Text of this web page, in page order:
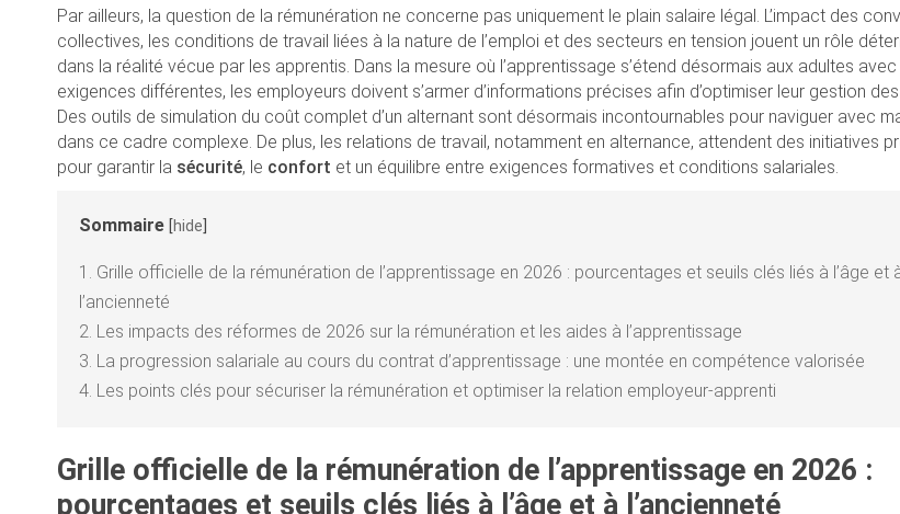
Par ailleurs, la question de la rémunération ne concerne pas uniquement le plain salaire légal. L’impact des
collectives, les conditions de travail liées à la nature de l’emploi et des secteurs en tension jouent un rôle
dans la réalité vécue par les apprentis. Dans la mesure où l’apprentissage s’étend désormais aux adultes
exigences différentes, les employeurs doivent s’armer d’informations précises afin d’optimiser leur gestion
Des outils de simulation du coût complet d’un alternant sont désormais incontournables pour naviguer avec
dans ce cadre complexe. De plus, les relations de travail, notamment en alternance, attendent des initiatives
pour garantir la sécurité, le confort et un équilibre entre exigences formatives et conditions salariales.
Sommaire hide
1. Grille officielle de la rémunération de l’apprentissage en 2026 : pourcentages et seuils clés liés à l’âge et
l’ancienneté
2. Les impacts des réformes de 2026 sur la rémunération et les aides à l’apprentissage
3. La progression salariale au cours du contrat d’apprentissage : une montée en compétence valorisée
4. Les points clés pour sécuriser la rémunération et optimiser la relation employeur-apprenti
Grille officielle de la rémunération de l’apprentissage en 2026 :
pourcentages et seuils clés liés à l’âge et à l’ancienneté